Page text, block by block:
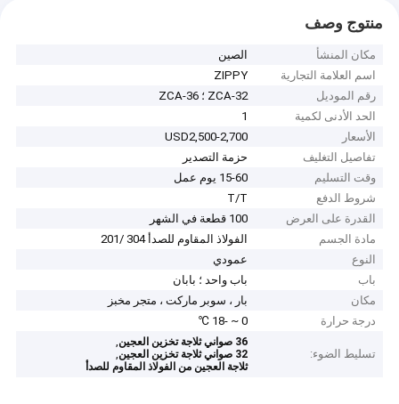
منتوج وصف
مكان المنشأ
الصين
اسم العلامة التجارية
ZIPPY
رقم الموديل
ZCA-32 ؛ ZCA-36
الحد الأدنى لكمية
1
الأسعار
USD2,500-2,700
تفاصيل التغليف
حزمة التصدير
وقت التسليم
15-60 يوم عمل
شروط الدفع
T/T
القدرة على العرض
100 قطعة في الشهر
مادة الجسم
الفولاذ المقاوم للصدأ 304 /201
النوع
عمودي
باب
باب واحد ؛ بابان
مكان
بار ، سوبر ماركت ، متجر مخبز
درجة حرارة
0 ~ -18 ℃
تسليط الضوء:
36 صواني ثلاجة تخزين العجين ,
32 صواني ثلاجة تخزين العجين ,
ثلاجة العجين من الفولاذ المقاوم للصدأ